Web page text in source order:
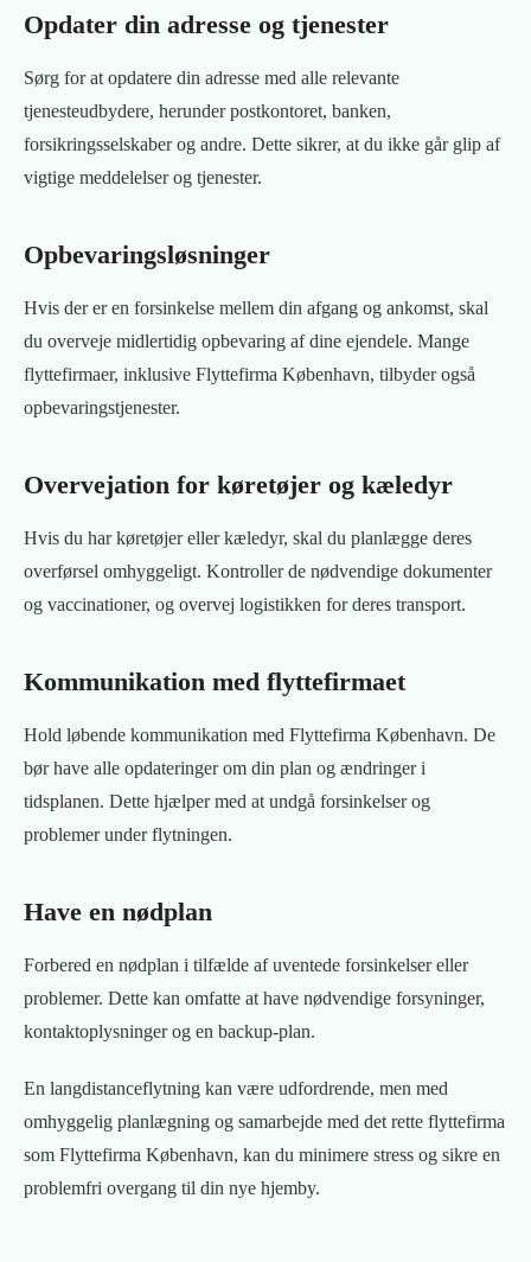
Opdater din adresse og tjenester
Sørg for at opdatere din adresse med alle relevante
tjenesteudbydere, herunder postkontoret, banken,
forsikringsselskaber og andre. Dette sikrer, at du ikke går glip af
vigtige meddelelser og tjenester.
Opbevaringsløsninger
Hvis der er en forsinkelse mellem din afgang og ankomst, skal
du overveje midlertidig opbevaring af dine ejendele. Mange
flyttefirmaer, inklusive Flyttefirma København, tilbyder også
opbevaringstjenester.
Overvejation for køretøjer og kæledyr
Hvis du har køretøjer eller kæledyr, skal du planlægge deres
overførsel omhyggeligt. Kontroller de nødvendige dokumenter
og vaccinationer, og overvej logistikken for deres transport.
Kommunikation med flyttefirmaet
Hold løbende kommunikation med Flyttefirma København. De
bør have alle opdateringer om din plan og ændringer i
tidsplanen. Dette hjælper med at undgå forsinkelser og
problemer under flytningen.
Have en nødplan
Forbered en nødplan i tilfælde af uventede forsinkelser eller
problemer. Dette kan omfatte at have nødvendige forsyninger,
kontaktoplysninger og en backup-plan.
En langdistanceflytning kan være udfordrende, men med
omhyggelig planlægning og samarbejde med det rette flyttefirma
som Flyttefirma København, kan du minimere stress og sikre en
problemfri overgang til din nye hjemby.